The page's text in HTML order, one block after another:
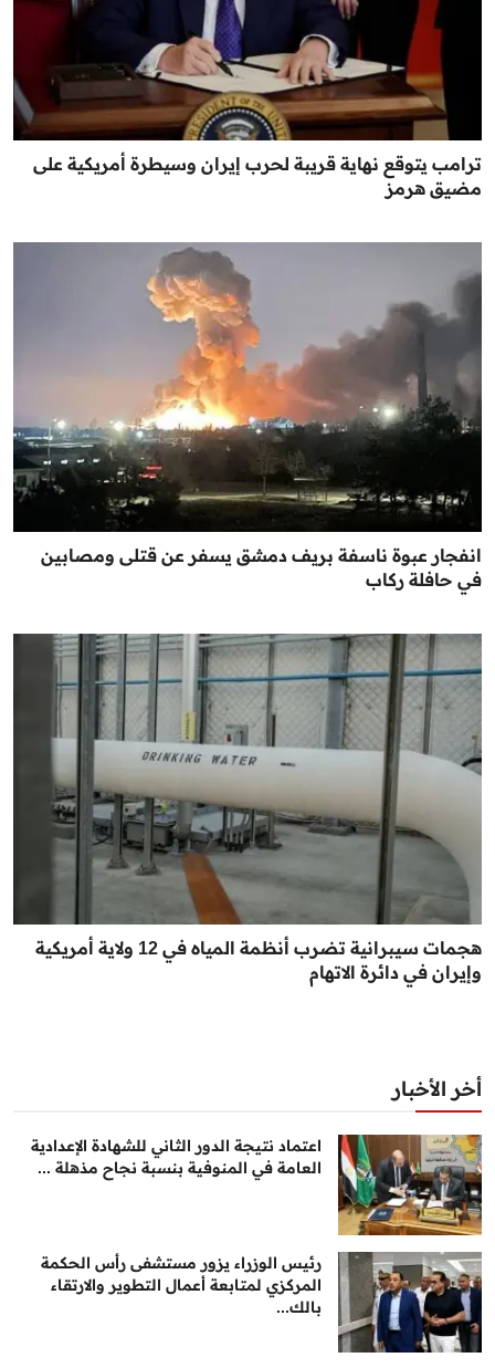
ترامب يتوقع نهاية قريبة لحرب إيران وسيطرة أمريكية على
مضيق هرمز
انفجار عبوة ناسفة بريف دمشق يسفر عن قتلى ومصابين
في حافلة ركاب
هجمات سيبرانية تضرب أنظمة المياه في 12 ولاية أمريكية
وإيران في دائرة الاتهام
أخر الأخبار
اعتماد نتيجة الدور الثاني للشهادة الإعدادية
العامة في المنوفية بنسبة نجاح مذهلة ...
رئيس الوزراء يزور مستشفى رأس الحكمة
المركزي لمتابعة أعمال التطوير والارتقاء
بالك...